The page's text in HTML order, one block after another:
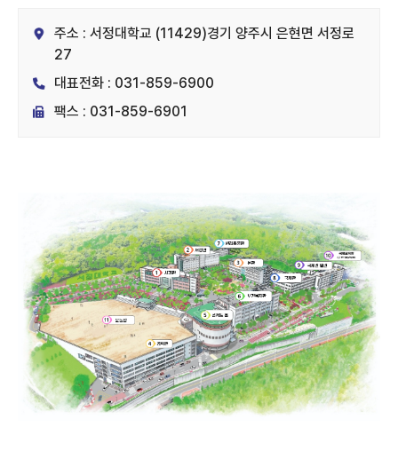
주소 : 서정대학교 (11429)경기 양주시 은현면 서정로
27
대표전화 : 031-859-6900
팩스 : 031-859-6901